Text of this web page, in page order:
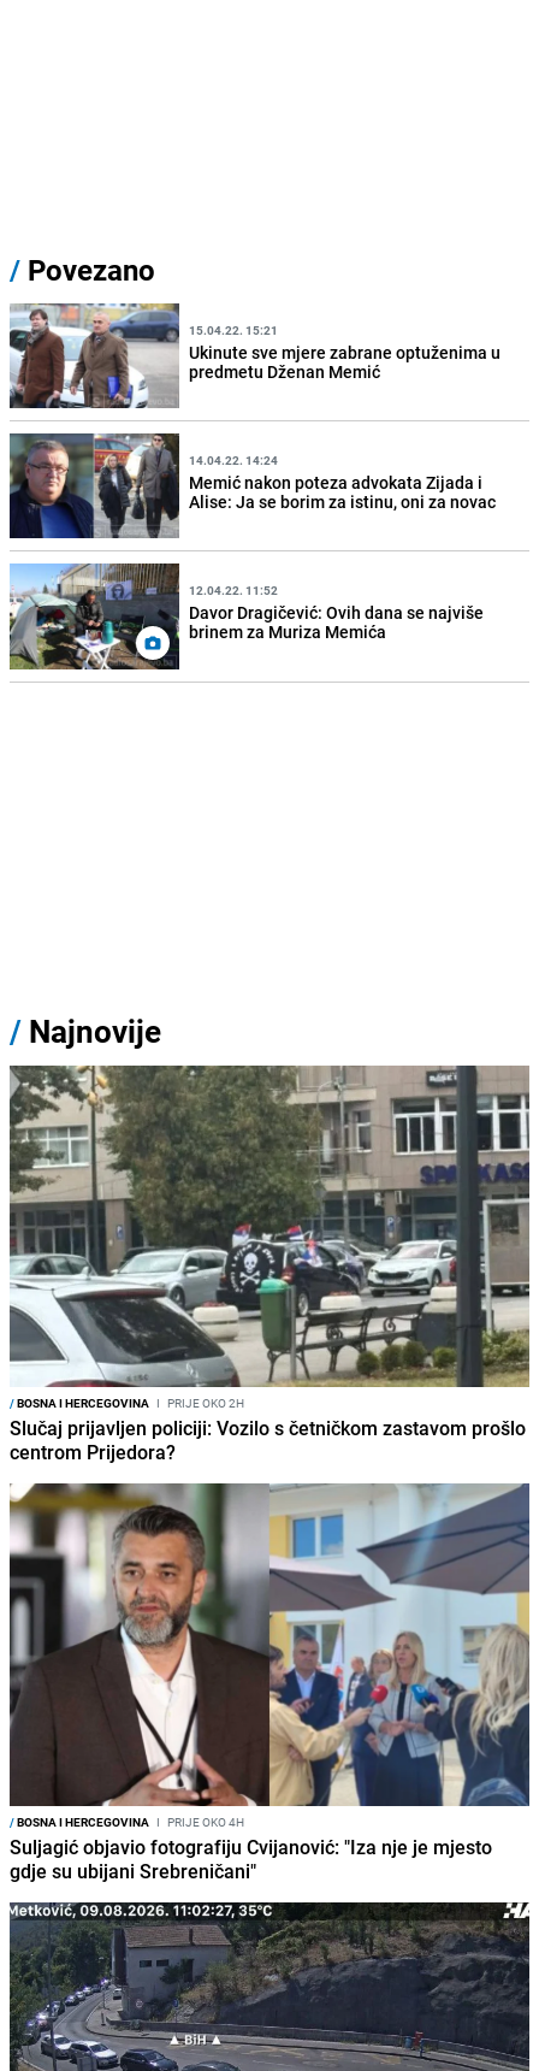
/ Povezano
15.04.22. 15:21
Ukinute sve mjere zabrane optuženima u
predmetu Dženan Memić
14.04.22. 14:24
Memić nakon poteza advokata Zijada i
Alise: Ja se borim za istinu, oni za novac
12.04.22. 11:52
Davor Dragičević: Ovih dana se najviše
brinem za Muriza Memića
/ Najnovije
/BOSNA I HERCEGOVINA I PRIJE OKO 2H
Slučaj prijavljen policiji: Vozilo s četničkom zastavom prošlo
centrom Prijedora?
/BOSNA I HERCEGOVINA I PRIJE OKO 4H
Suljagić objavio fotografiju Cvijanović: "Iza nje je mjesto
gdje su ubijani Srebreničani"